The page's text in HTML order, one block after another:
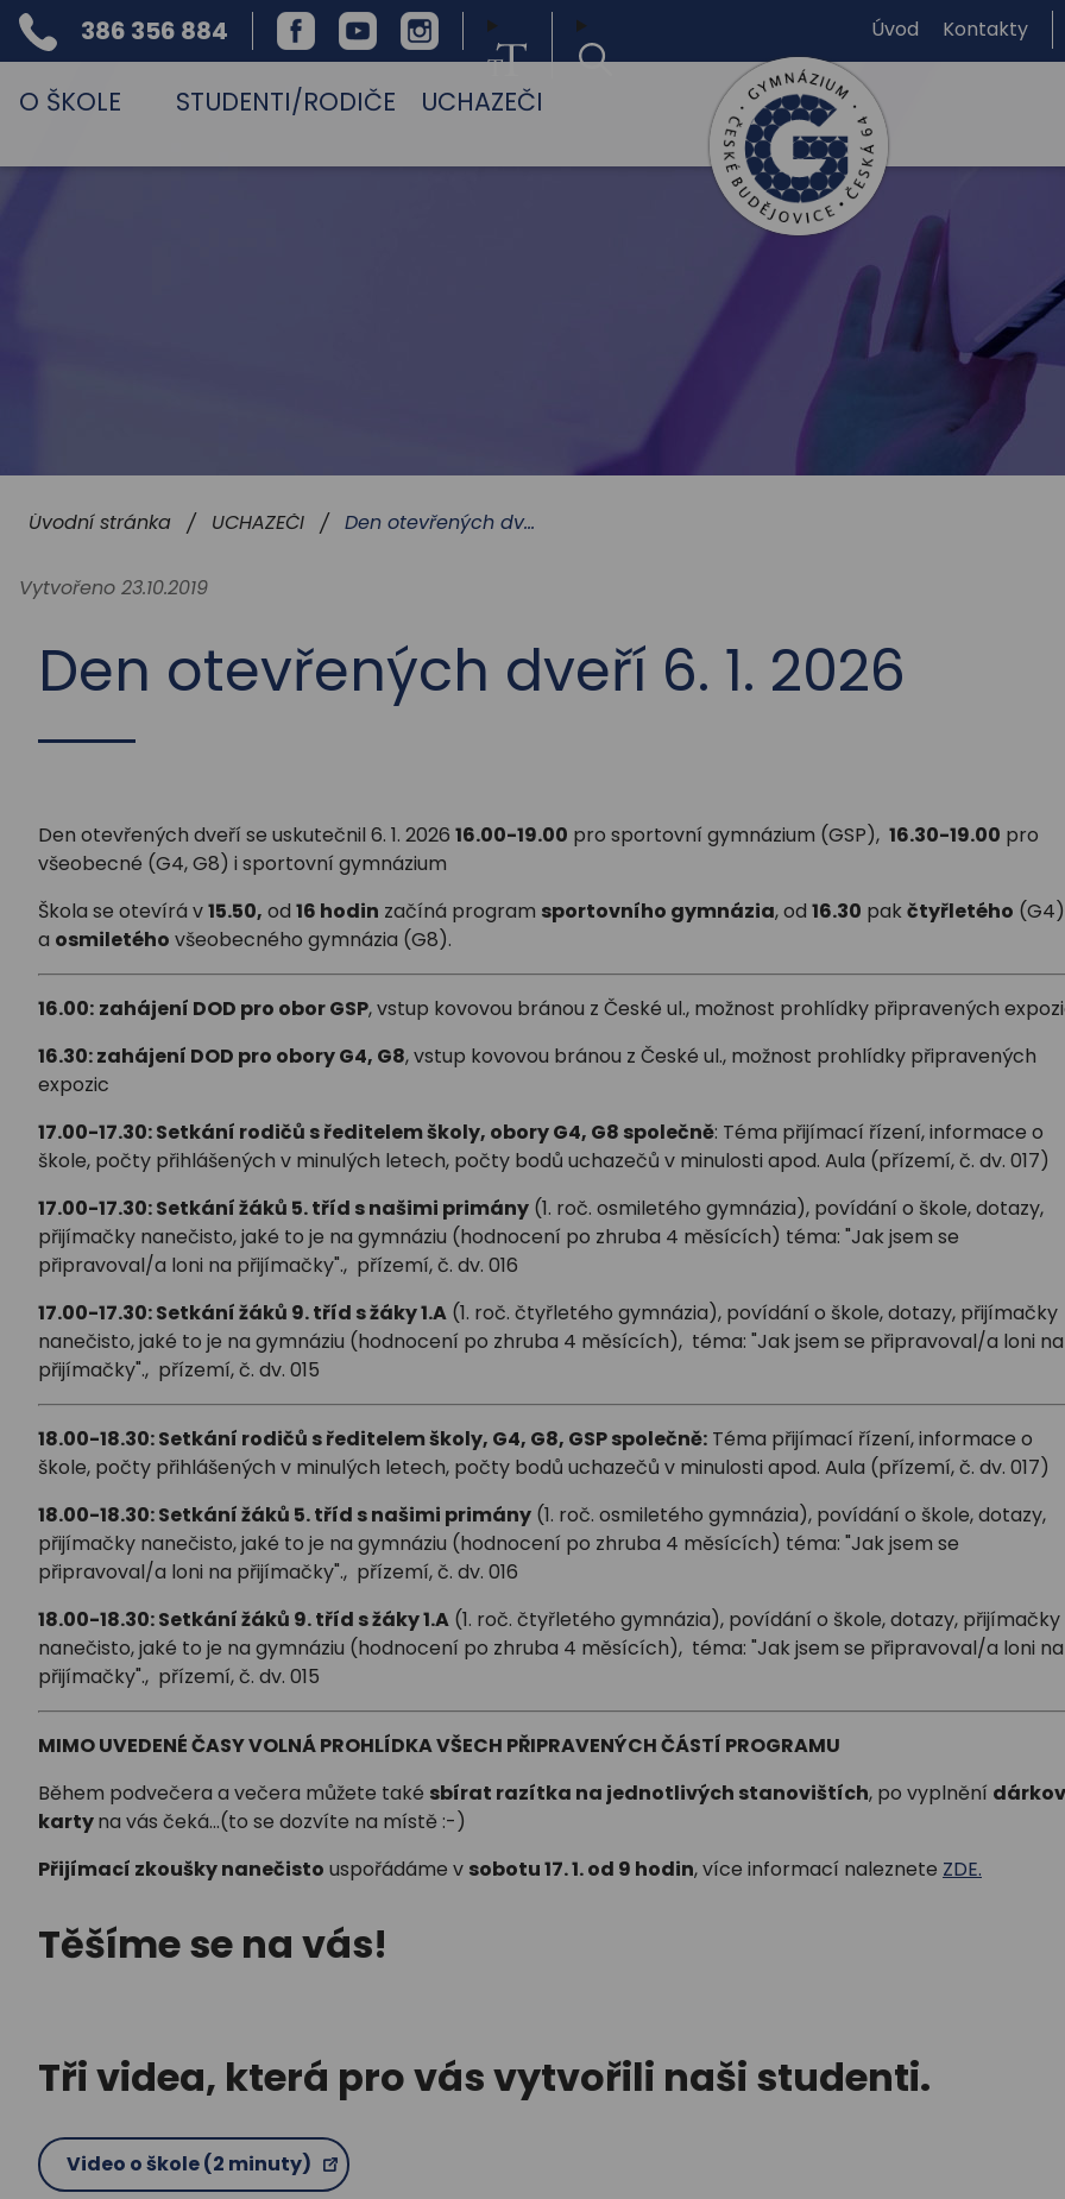
Gymnázium,
České
Budějovice,
Česká
Úvod Kontakty
O ŠKOLE STUDENTI/RODIČE UCHAZEČI
Telefon
386 356 884
FacebookYoutubeInstagram
Úvodní stránka / UCHAZEČI / Den otevřených dveří 6. 1. 2026
Vytvořeno 23.10.2019
Den otevřených dveří 6. 1. 2026
Den otevřených dveří se uskutečnil 6. 1. 2026 16.00-19.00 pro sportovní gymnázium (GSP), 16.30-19.00 pro
všeobecné (G4, G8) i sportovní gymnázium
Škola se otevírá v15.50, od 16 hodin začíná program sportovního gymnázia, od 16.30 pakčtyřletého (G4)
a osmiletého všeobecného gymnázia (G8).
16.00: zahájení DOD pro obor GSP, vstup kovovou bránou z České ul., možnost prohlídky připravených
16.30: zahájení DOD pro obory G4, G8, vstup kovovou bránou z České ul., možnost prohlídky připravených
expozic
17.00-17.30: Setkání rodičů s ředitelem školy, obory G4, G8 společně: Téma přijímací řízení, informace o
škole, počty přihlášených v minulých letech, počty bodů uchazečů v minulosti apod. Aula (přízemí, č. dv. 017)
17.00-17.30: Setkání žáků 5. tříd s našimi primány (1. roč. osmiletého gymnázia), povídání o škole, dotazy,
přijímačky nanečisto, jaké to je na gymnáziu (hodnocení po zhruba 4 měsících) téma: "Jak jsem se
připravoval/a loni na přijímačky"., přízemí, č. dv. 016
17.00-17.30: Setkání žáků 9. tříd s žáky 1.A (1. roč. čtyřletého gymnázia), povídání o škole, dotazy, přijímačky
nanečisto, jaké to je na gymnáziu (hodnocení po zhruba 4 měsících), téma: "Jak jsem se připravoval/a loni na
přijímačky"., přízemí, č. dv. 015
18.00-18.30: Setkání rodičů s ředitelem školy, G4, G8, GSP společně: Téma přijímací řízení, informace o
škole, počty přihlášených v minulých letech, počty bodů uchazečů v minulosti apod. Aula (přízemí, č. dv. 017)
18.00-18.30: Setkání žáků 5. tříd s našimi primány (1. roč. osmiletého gymnázia), povídání o škole, dotazy,
přijímačky nanečisto, jaké to je na gymnáziu (hodnocení po zhruba 4 měsících) téma: "Jak jsem se
připravoval/a loni na přijímačky"., přízemí, č. dv. 016
18.00-18.30: Setkání žáků 9. tříd s žáky 1.A (1. roč. čtyřletého gymnázia), povídání o škole, dotazy, přijímačky
nanečisto, jaké to je na gymnáziu (hodnocení po zhruba 4 měsících), téma: "Jak jsem se připravoval/a loni na
přijímačky"., přízemí, č. dv. 015
MIMO UVEDENÉ ČASY VOLNÁ PROHLÍDKA VŠECH PŘIPRAVENÝCH ČÁSTÍ PROGRAMU
Během podvečera a večera můžete také sbírat razítka na jednotlivých stanovištích, po vyplnění
kartyna vás čeká...(to se dozvíte na místě :-)
Přijímací zkoušky nanečisto uspořádáme v sobotu 17. 1. od 9 hodin, více informací naleznete ZDE.
Těšíme se na vás!
Tři videa, která pro vás vytvořili naši studenti.
Video o škole (2 minuty)